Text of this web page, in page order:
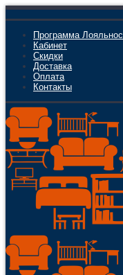
Программа
Кабинет
Скидки
Доставка
Оплата
Контакты